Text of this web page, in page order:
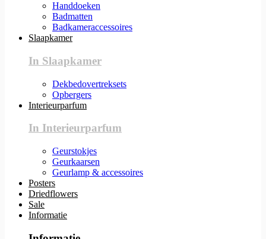
Handdoeken
Badmatten
Badkameraccessoires
Slaapkamer
In Slaapkamer
Dekbedovertreksets
Opbergers
Interieurparfum
In Interieurparfum
Geurstokjes
Geurkaarsen
Geurlamp & accessoires
Posters
Driedflowers
Sale
Informatie